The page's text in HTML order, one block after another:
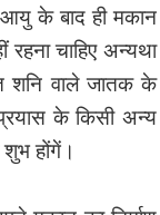
आयु के बाद ही मकान
रहना चाहिए अन्यथा
शनि वाले जातक के
के किसी अन्य
होंगें।